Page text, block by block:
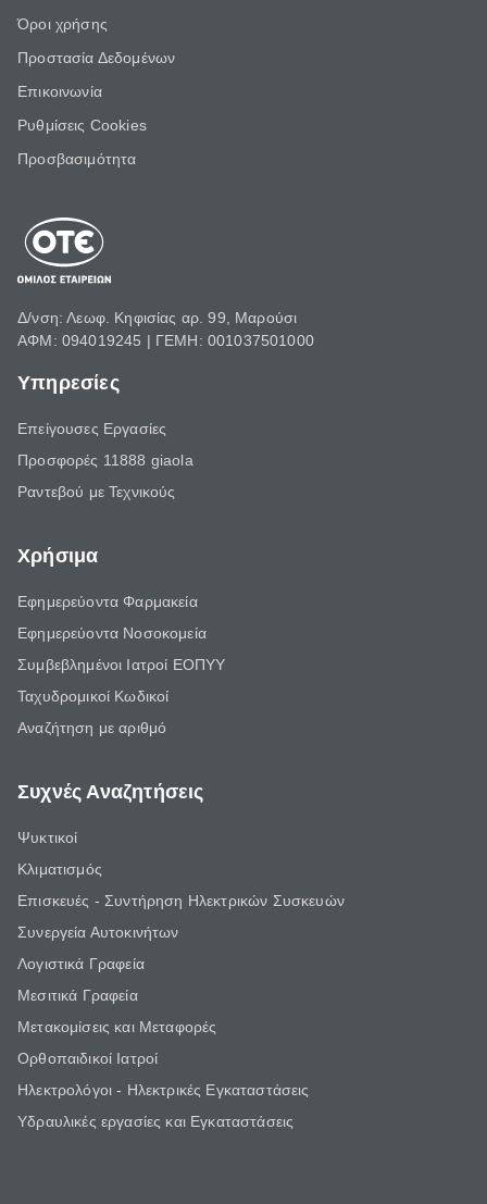
Όροι χρήσης
Προστασία Δεδομένων
Επικοινωνία
Ρυθμίσεις Cookies
Προσβασιμότητα
Δ/νση: Λεωφ. Κηφισίας αρ. 99, Μαρούσι
ΑΦΜ: 094019245 | ΓΕΜΗ: 001037501000
Υπηρεσίες
Επείγουσες Εργασίες
Προσφορές 11888 giaola
Ραντεβού με Τεχνικούς
Χρήσιμα
Εφημερεύοντα Φαρμακεία
Εφημερεύοντα Νοσοκομεία
Συμβεβλημένοι Ιατροί ΕΟΠΥΥ
Ταχυδρομικοί Κωδικοί
Αναζήτηση με αριθμό
Συχνές Αναζητήσεις
Ψυκτικοί
Κλιματισμός
Επισκευές - Συντήρηση Ηλεκτρικών Συσκευών
Συνεργεία Αυτοκινήτων
Λογιστικά Γραφεία
Μεσιτικά Γραφεία
Μετακομίσεις και Μεταφορές
Ορθοπαιδικοί Ιατροί
Ηλεκτρολόγοι - Ηλεκτρικές Εγκαταστάσεις
Υδραυλικές εργασίες και Εγκαταστάσεις